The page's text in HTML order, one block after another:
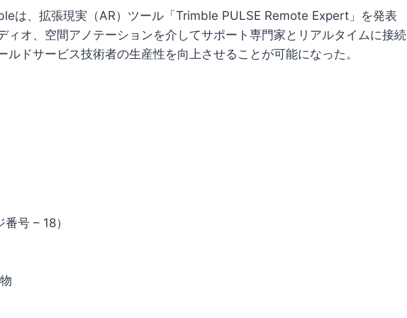
は、拡張現実（AR）ツール「Trimble PULSE Remote Expert」を発表
ィオ、空間アノテーションを介してサポート専門家とリアルタイムに接続
ルドサービス技術者の生産性を向上させることが可能になった。
号 – 18）